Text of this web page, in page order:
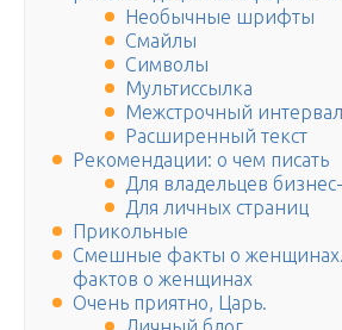
Необычные шрифты
Смайлы
Символы
Мультиссылка
Межстрочный интервал
Расширенный текст
Рекомендации: о чем писать
Для владельцев
Для личных страниц
Прикольные
Смешные факты о
фактов о женщинах
Очень приятно, Царь.